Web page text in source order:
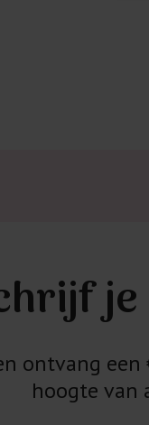
ontvang
hoogte van